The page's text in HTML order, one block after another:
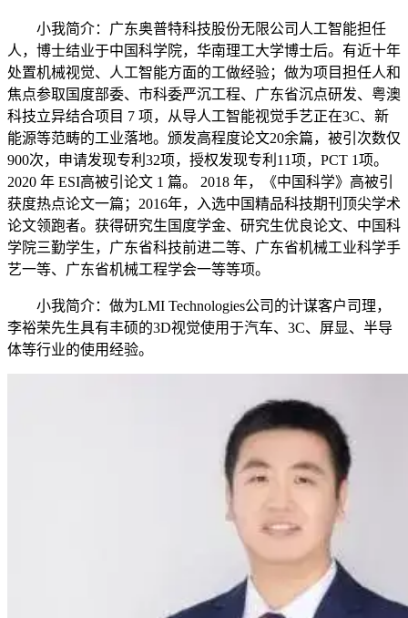
小我简介：广东奥普特科技股份无限公司人工智能担任
人，博士结业于中国科学院，华南理工大学博士后。有近十年
处置机械视觉、人工智能方面的工做经验；做为项目担任人和
焦点参取国度部委、市科委严沉工程、广东省沉点研发、粤澳
科技立异结合项目 7 项，从导人工智能视觉手艺正在3C、新
能源等范畴的工业落地。颁发高程度论文20余篇，被引次数仅
900次，申请发现专利32项，授权发现专利11项，PCT 1项。
2020 年 ESI高被引论文 1 篇。 2018 年，《中国科学》高被引
获度热点论文一篇；2016年，入选中国精品科技期刊顶尖学术
论文领跑者。获得研究生国度学金、研究生优良论文、中国科
学院三勤学生，广东省科技前进二等、广东省机械工业科学手
艺一等、广东省机械工程学会一等等项。
小我简介：做为LMI Technologies公司的计谋客户司理，
李裕荣先生具有丰硕的3D视觉使用于汽车、3C、屏显、半导
体等行业的使用经验。